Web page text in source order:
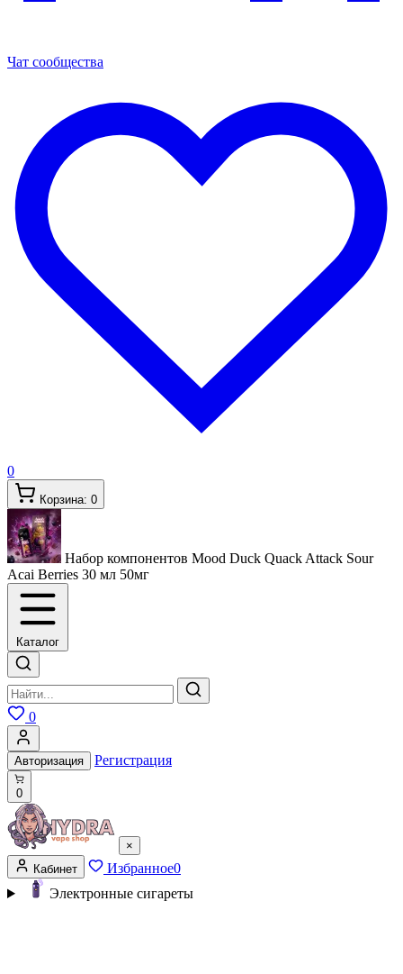
Чат сообщества
0
Корзина: 0
Набор компонентов Mood Duck Quack Attack Sour
Acai Berries 30 мл 50мг
Каталог
0
Авторизация Регистрация
0
×
Кабинет
Избранное0
Электронные сигареты